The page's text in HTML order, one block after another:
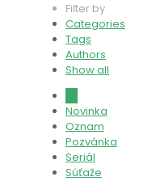
Filter by
Categories
Tags
Authors
Show all
Novinka
Oznam
Pozvánka
Seriál
Súťaže